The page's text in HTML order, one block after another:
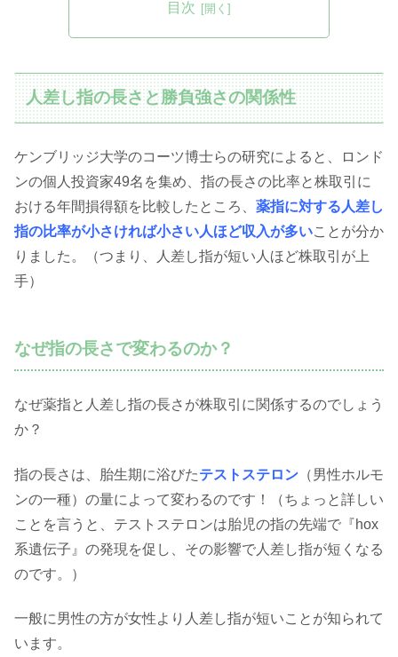
目次
人差し指の長さと勝負強さの関係性
ケンブリッジ大学のコーツ博士らの研究によると、ロンド
ンの個人投資家49名を集め、指の長さの比率と株取引に
おける年間損得額を比較したところ、 薬指に対する人差し
指の比率が小さければ小さい人ほど収入が多いことが分か
りました。（つまり、人差し指が短い人ほど株取引が上
手）
なぜ指の長さで変わるのか？
なぜ薬指と人差し指の長さが株取引に関係するのでしょう
か？
指の長さは、胎生期に浴びたテストステロン （男性ホルモ
ンの一種）の量によって変わるのです！（ちょっと詳しい
ことを言うと、テストステロンは胎児の指の先端で『hox
系遺伝子』の発現を促し、その影響で人差し指が短くなる
のです。）
一般に男性の方が女性より人差し指が短いことが知られて
います。